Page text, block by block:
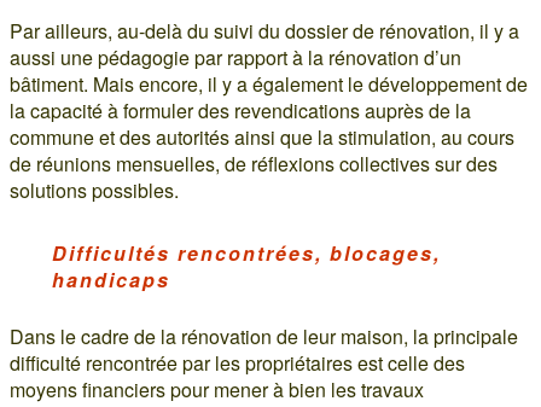
Par ailleurs, au-delà du suivi du dossier de rénovation, il y a
aussi une pédagogie par rapport à la rénovation d’un
bâtiment. Mais encore, il y a également le développement de
la capacité à formuler des revendications auprès de la
commune et des autorités ainsi que la stimulation, au cours
de réunions mensuelles, de réflexions collectives sur des
solutions possibles.
Difficultés rencontrées, blocages,
handicaps
Dans le cadre de la rénovation de leur maison, la principale
difficulté rencontrée par les propriétaires est celle des
moyens financiers pour mener à bien les travaux